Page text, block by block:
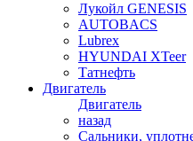
Лукойл GENESIS
AUTOBACS
Lubrex
HYUNDAI XTeer
Татнефть
Двигатель
Двигатель
назад
Сальники,